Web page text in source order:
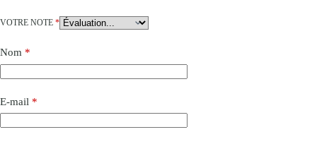
VOTRE NOTE *
Nom *
E-mail *